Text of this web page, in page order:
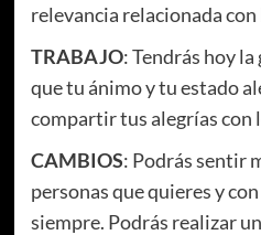
relevancia relacionada
TRABAJO: Tendrás hoy
que tu ánimo y tu estado
compartir tus alegrías con
CAMBIOS: Podrás sentir
personas que quieres y
siempre. Podrás realizar